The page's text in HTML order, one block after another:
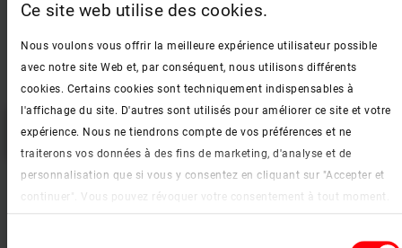
Ce site web utilise des cookies.
Nous voulons vous offrir la meilleure expérience utilisateur possible
avec notre site Web et, par conséquent, nous utilisons différents
cookies. Certains cookies sont techniquement indispensables à
l'affichage du site. D'autres sont utilisés pour améliorer ce site et votre
expérience. Nous ne tiendrons compte de vos préférences et ne
traiterons vos données à des fins de marketing, d'analyse et de
personnalisation que si vous y consentez en cliquant sur "Accepter et
continuer". Vous pouvez révoquer votre consentement à tout moment.
options de personnalisation sous le bouton "Afficher les détails".
Vous devezaccepter les cookies pour visualiser cette vidéo.